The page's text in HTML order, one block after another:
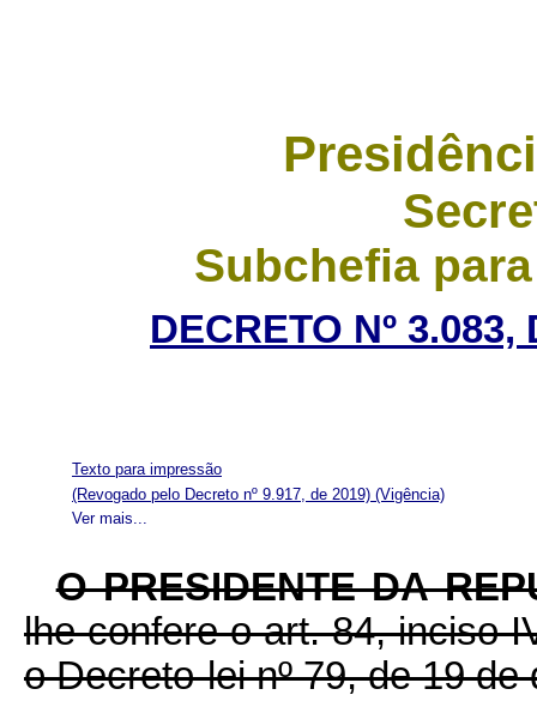
Subchefia
DECRETO Nº
Texto para impressão
Ver mais...
(Revogado pelo Decreto nº 9.917, de 2019) (Vigência)
O PRESIDENTE DA
lhe confere o art. 84, inciso
o Decreto-lei nº 79, de 19